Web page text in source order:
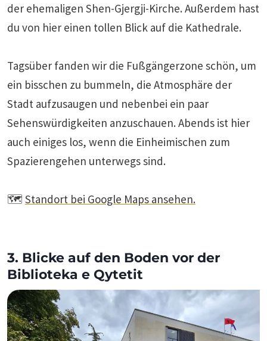
der ehemaligen Shen-Gjergji-Kirche. Außerdem hast
du von hier einen tollen Blick auf die Kathedrale.
Tagsüber fanden wir die Fußgängerzone schön, um
ein bisschen zu bummeln, die Atmosphäre der
Stadt aufzusaugen und nebenbei ein paar
Sehenswürdigkeiten anzuschauen. Abends ist hier
auch einiges los, wenn die Einheimischen zum
Spazierengehen unterwegs sind.
🗺️ Standort bei Google Maps ansehen.
3. Blicke auf den Boden vor der
Biblioteka e Qytetit